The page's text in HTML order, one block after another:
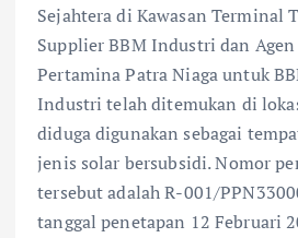
Sejahtera di Kawasan Terminal
Supplier BBM Industri dan Agen
Pertamina Patra Niaga untuk
Industri telah ditemukan di
diduga digunakan sebagai
jenis solar bersubsidi. Nomor
tersebut adalah R-001/
tanggal penetapan 12 Februari